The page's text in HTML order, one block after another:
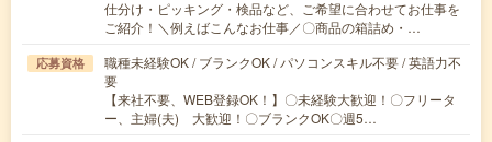
仕分け・ピッキング・検品など、ご希望に合わせてお仕事を
ご紹介！＼例えばこんなお仕事／〇商品の箱詰め・…
応募資格
職種未経験OK / ブランクOK / パソコンスキル不要 / 英語力不
要
【来社不要、WEB登録OK！】〇未経験大歓迎！〇フリータ
ー、主婦(夫) 大歓迎！〇ブランクOK〇週5…